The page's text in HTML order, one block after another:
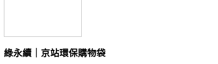
綠永續｜京站環保購物袋